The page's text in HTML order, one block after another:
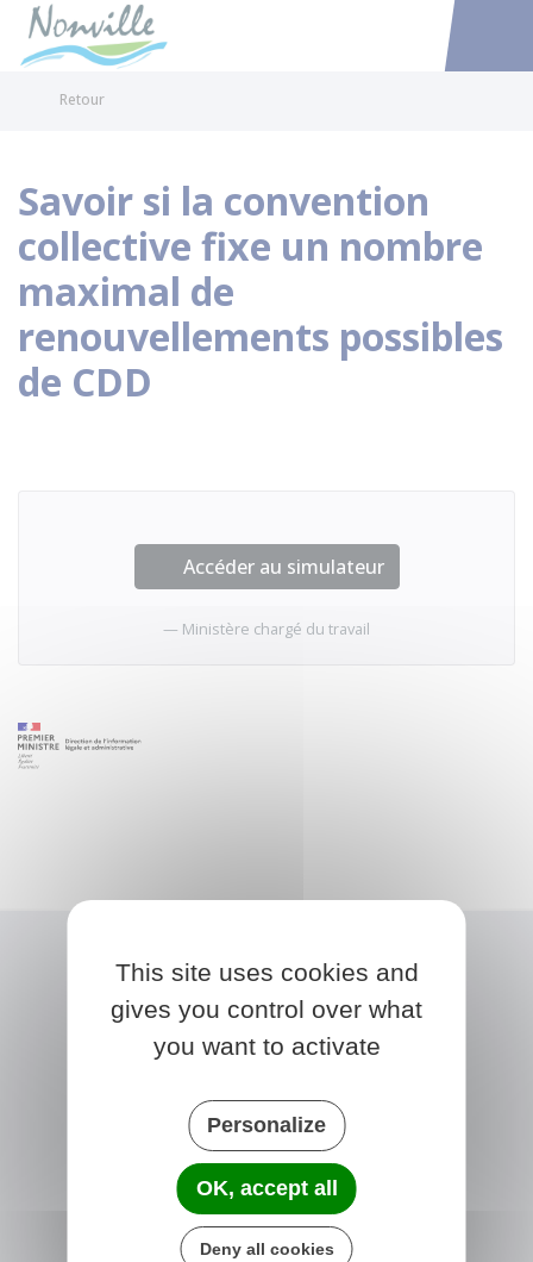
Accéder
Retour
Savoir si la convention
collective fixe un nombre
maximal de
renouvellements possibles
de CDD
Accéder au simulateur
Ministère chargé du travail
NONVILLE
Place de la Mairie
77140 nonville
France
This site uses cookies and
gives you control over what
you want to activate
Personalize
OK, accept all
Deny all cookies